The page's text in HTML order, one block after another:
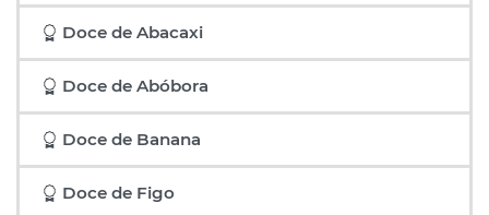
Doce de Abacaxi
Doce de Abóbora
Doce de Banana
Doce de Figo